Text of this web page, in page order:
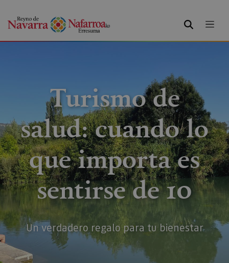
BUSCAR
Turismo de
salud: cuando lo
que importa es
sentirse de 10
Un verdadero regalo para tu bienestar